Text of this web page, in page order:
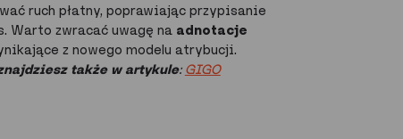
ruch płatny, poprawiając przypisanie
Warto zwracać uwagę na adnotacje
z nowego modelu atrybucji.
także w artykule: GIGO